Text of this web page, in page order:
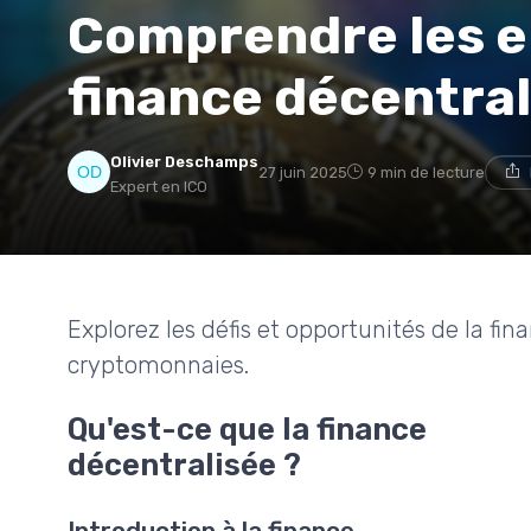
Comprendre les
finance
Olivier Deschamps
Expert en ICO
27 juin 2025 9 min de lecture
Explorez les défis et opportunités de la
cryptomonnaies.
Qu'est-ce que la finance
décentralisée ?